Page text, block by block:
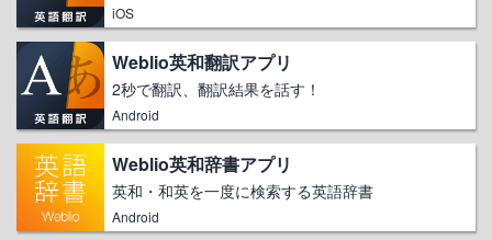
iOS
Weblio英和翻訳アプリ
2秒で翻訳、翻訳結果を話す！
Android
Weblio英和辞書アプリ
英和・和英を一度に検索する英語辞書
Android